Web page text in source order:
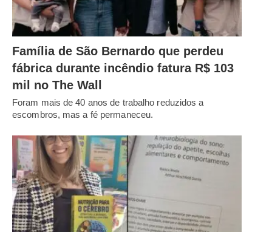
Família de São Bernardo que perdeu
fábrica durante incêndio fatura R$ 103
mil no The Wall
Foram mais de 40 anos de trabalho reduzidos a
escombros, mas a fé permaneceu.